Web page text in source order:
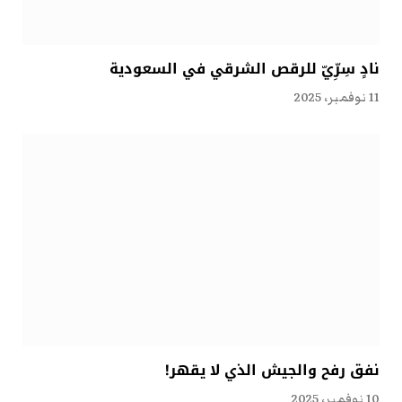
نادٍ سِرِّيّ للرقص الشرقي في السعودية
11 نوفمبر، 2025
نفق رفح والجيش الذي لا يقهر!